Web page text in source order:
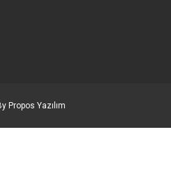
Propos Yazılım